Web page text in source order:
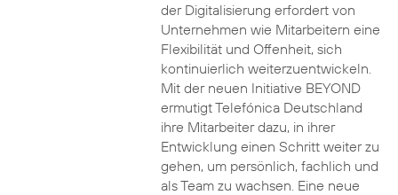
der Digitalisierung erfordert von
Unternehmen wie Mitarbeitern eine
Flexibilität und Offenheit, sich
kontinuierlich weiterzuentwickeln.
Mit der neuen Initiative BEYOND
ermutigt Telefónica Deutschland
ihre Mitarbeiter dazu, in ihrer
Entwicklung einen Schritt weiter zu
gehen, um persönlich, fachlich und
als Team zu wachsen. Eine neue